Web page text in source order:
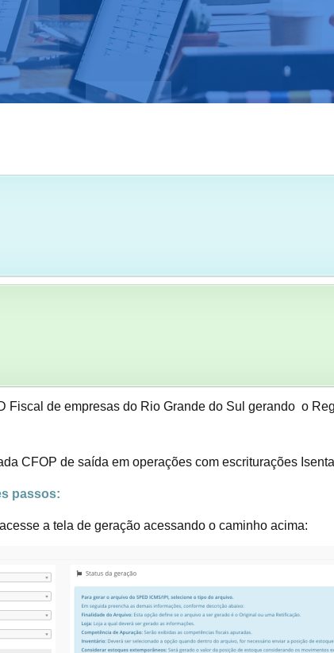
de empresas do Rio Grande do Sul gerando o
CFOP de saída em operações com escriturações
passos:
a tela de geração acessando o caminho acima: